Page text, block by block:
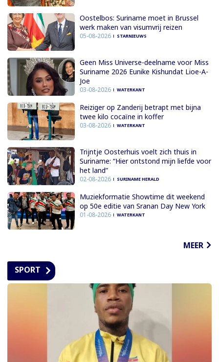
Oostelbos: Suriname moet in Brussel
werk maken van visumvrij reizen
05-08-2026 STARNIEUWS
Geen Miss Universe-deelname voor Miss
Suriname 2026 Eunike Kishundat Lioe-A-
Joe
03-08-2026 WATERKANT
Reiziger op Zanderij betrapt met bijna
twee kilo cocaïne in koffer
03-08-2026 WATERKANT
Trijntje Oosterhuis voelt zich thuis in
Suriname: “Hier ontstond mijn liefde voor
het land”
02-08-2026 SURINAME HERALD
Muziekformatie Showtime dit weekend
op 50e editie van Sranan Day New York
01-08-2026 WATERKANT
MEER
SPORT